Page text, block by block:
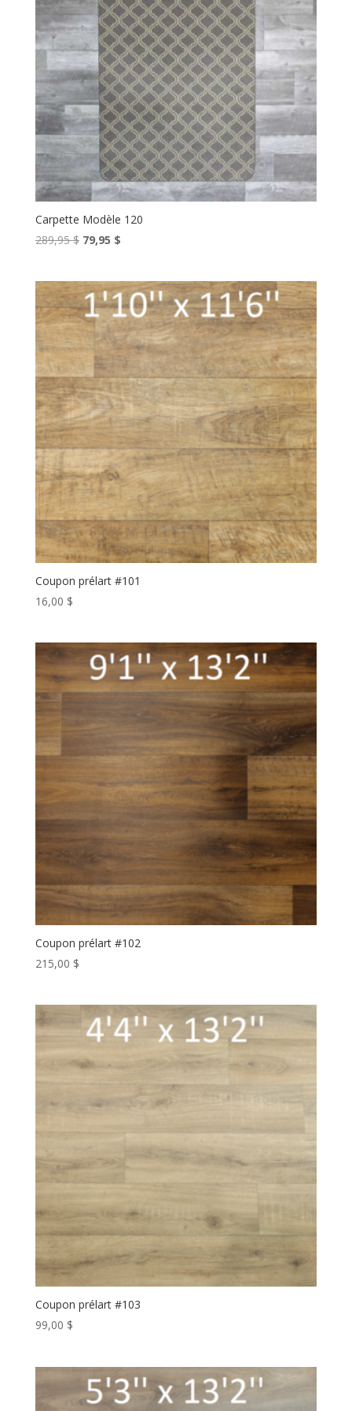
Carpette Modèle 120
289,95$ Le
était :
289,95 $.
79,95 $Le
est :
79,95 $.
Coupon prélart #101
16,00 $
Coupon prélart #102
215,00 $
Coupon prélart #103
99,00 $